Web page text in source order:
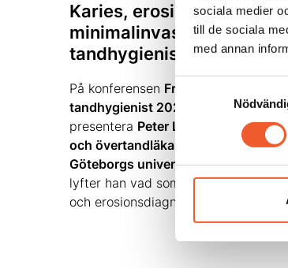
sociala medier
till de sociala
med annan
Samtyckesval
Karies, erosioner och
minimalinvasiv
tandhygienistens vardag
På konferensen Framtidens
tandhygienist 2026
har vi nöjet att
presentera Peter Lingström,
och övertandläkare i kariologi vid
Göteborgs universitet. Under sitt
lyfter han vad som är nytt inom
och erosionsdiagnostik